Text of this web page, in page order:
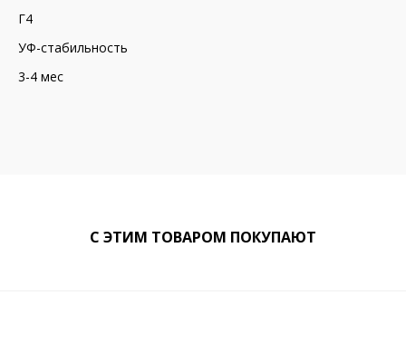
Г4
УФ-стабильность
3-4 мес
С ЭТИМ ТОВАРОМ ПОКУПАЮТ